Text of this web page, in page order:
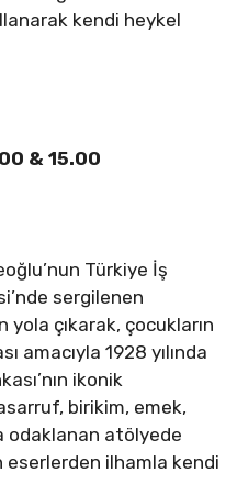
kendi heykel
& 15.00
Türkiye İş
sergilenen
yola çıkarak, çocukların
amacıyla 1928 yılında
ikonik
birikim, emek,
odaklanan atölyede
eserlerden ilhamla kendi